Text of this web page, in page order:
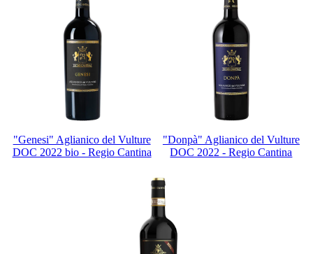
"Genesi" Aglianico del Vulture
DOC 2022 bio - Regio Cantina
"Donpà" Aglianico del Vulture
DOC 2022 - Regio Cantina